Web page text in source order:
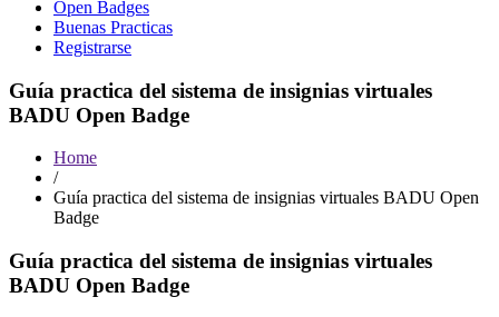
Open Badges
Buenas Practicas
Registrarse
Guía practica del sistema de insignias virtuales
BADU Open Badge
Home
/
Guía practica del sistema de insignias virtuales BADU Open
Badge
Guía practica del sistema de insignias virtuales
BADU Open Badge